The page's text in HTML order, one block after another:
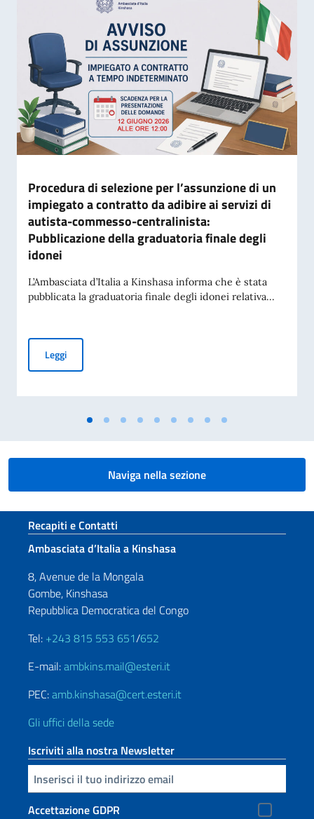
Procedura di selezione per l’assunzione di un
impiegato a contratto da adibire ai servizi di
autista-commesso-centralinista:
Pubblicazione della graduatoria finale degli
idonei
L’Ambasciata d’Italia a Kinshasa informa che è stata
pubblicata la graduatoria finale degli idonei relativa...
LeggiProcedura di selezione per l’assunzione di un impiegato
Naviga nella sezione
Sezione footer
Recapiti e Contatti
Ambasciata d’Italia a Kinshasa
8, Avenue de la Mongala
Gombe, Kinshasa
Repubblica Democratica del Congo
Tel: +243 815 553 651/652
E-mail:ambkins.mail@esteri.it
PEC:amb.kinshasa@cert.esteri.it
Gli uffici della sede
Iscriviti alla nostra Newsletter
Inserisci la tua email
Accettazione GDPR